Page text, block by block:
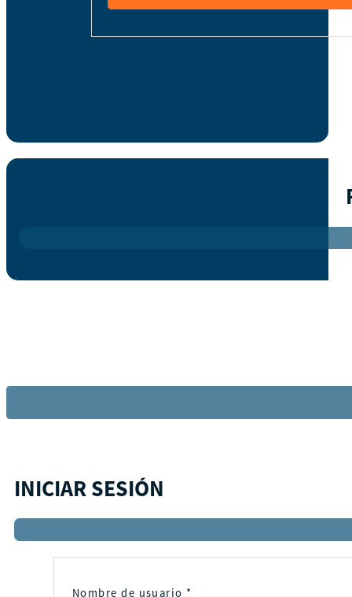
INICIAR SESIÓN
Nombre de usuario *